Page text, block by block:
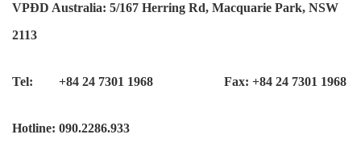
VPĐD Australia: 5/167 Herring Rd, Macquarie Park, NSW
2113
Tel: +84 24 7301 1968 Fax: +84 24 7301 1968
Hotline: 090.2286.933